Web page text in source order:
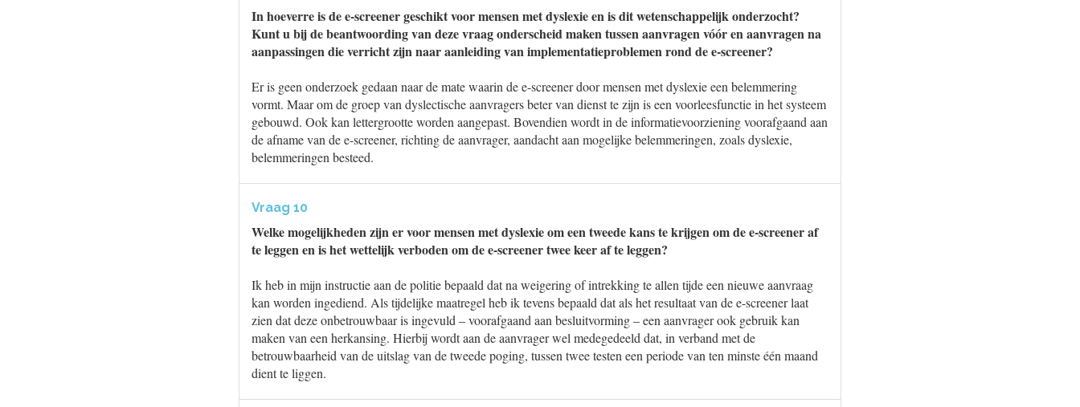
In hoeverre is de e-screener geschikt voor mensen met dyslexie en is dit wetenschappelijk onderzocht?
Kunt u bij de beantwoording van deze vraag onderscheid maken tussen aanvragen vóór en aanvragen na
aanpassingen die verricht zijn naar aanleiding van implementatieproblemen rond de e-screener?
Er is geen onderzoek gedaan naar de mate waarin de e-screener door mensen met dyslexie een belemmering
vormt. Maar om de groep van dyslectische aanvragers beter van dienst te zijn is een voorleesfunctie in het systeem
gebouwd. Ook kan lettergrootte worden aangepast. Bovendien wordt in de informatievoorziening voorafgaand aan
de afname van de e-screener, richting de aanvrager, aandacht aan mogelijke belemmeringen, zoals dyslexie,
belemmeringen besteed.
Vraag 10
Welke mogelijkheden zijn er voor mensen met dyslexie om een tweede kans te krijgen om de e-screener af
te leggen en is het wettelijk verboden om de e-screener twee keer af te leggen?
Ik heb in mijn instructie aan de politie bepaald dat na weigering of intrekking te allen tijde een nieuwe aanvraag
kan worden ingediend. Als tijdelijke maatregel heb ik tevens bepaald dat als het resultaat van de e-screener laat
zien dat deze onbetrouwbaar is ingevuld – voorafgaand aan besluitvorming – een aanvrager ook gebruik kan
maken van een herkansing. Hierbij wordt aan de aanvrager wel medegedeeld dat, in verband met de
betrouwbaarheid van de uitslag van de tweede poging, tussen twee testen een periode van ten minste één maand
dient te liggen.